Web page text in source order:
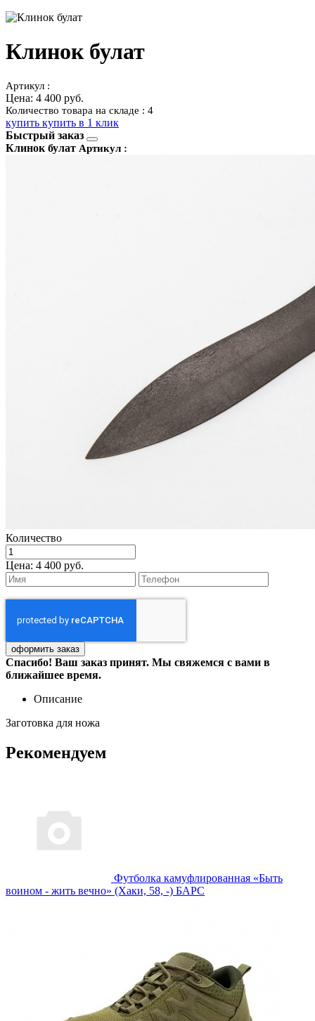
Клинок булат
Артикул :
Цена: 4 400 руб.
Количество товара на складе : 4
купить купить в 1 клик
Быстрый заказ
Клинок булат Артикул :
Количество
Цена: 4 400 руб.
Спасибо! Ваш заказ принят. Мы свяжемся с вами в
ближайшее время.
Описание
Заготовка для ножа
Рекомендуем
Футболка камуфлированная «Быть
воином - жить вечно» (Хаки, 58, -) БАРС